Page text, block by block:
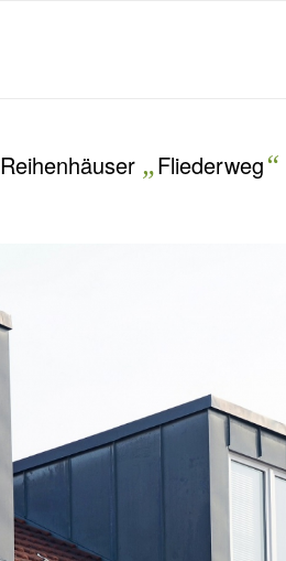
Reihenhäuser „Fliederweg“